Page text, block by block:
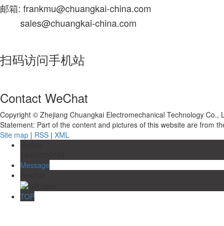
邮箱: frankmu@chuangkai-china.com
sales@chuangkai-china.com
扫码访问手机站
Contact WeChat
Copyright © Zhejiang Chuangkai Electromechanical Technology Co.,
Statement: Part of the content and pictures of this website are from
Site map | RSS | XML
Message
TOP